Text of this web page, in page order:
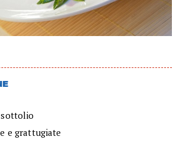
sottolio
e grattugiate